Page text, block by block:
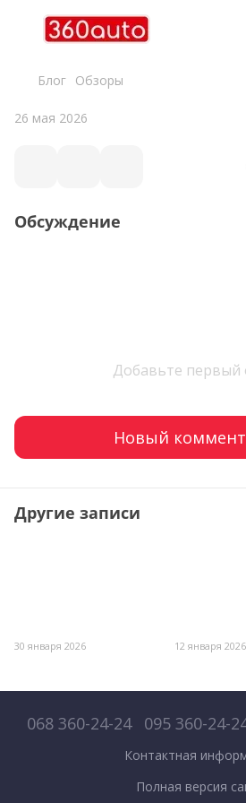
Блог Обзоры
26 мая 2026
Обсуждение
Добавьте первый
Новый
Другие записи
30 января 2026 12 января 2026
068 360-24-24 095 360-24-
Контактная
Полная версия